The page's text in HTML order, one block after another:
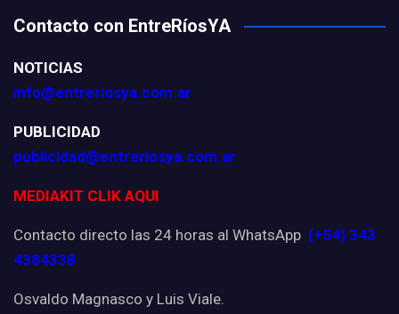
Contacto con EntreRíosYA
NOTICIAS
info@entreriosya.com.ar
PUBLICIDAD
publicidad@entreriosya.com.ar
MEDIAKIT CLIK AQUI
Contacto directo las 24 horas al WhatsApp (+54) 343
4384338
Osvaldo Magnasco y Luis Viale.